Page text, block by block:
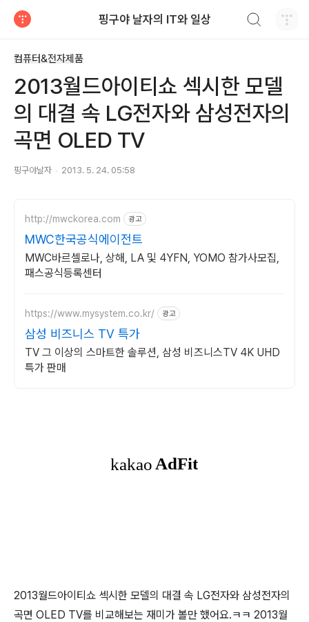
핑구야 날자의 IT와 일상
컴퓨터&전자제품
2013월드아이티쇼 섹시한 모델
의 대결 속 LG전자와 삼성전자의
곡면 OLED TV
핑구야날자 2013. 5. 24. 05:58
http://mwckorea.com 광고
MWC한국공식에이전트
MWC바르셀로나, 상해, LA 및 4YFN, YOMO 참가사모집,
패스공식등록센터
https://www.mysystem.co.kr/ 광고
삼성 비즈니스 TV 특가
TV 그 이상의 스마트한 솔루션, 삼성 비즈니스TV 4K UHD
특가 판매
2013월드아이티쇼 섹시한 모델의 대결 속 LG전자와 삼성전자의
곡면 OLED TV를 비교해보는 재미가 볼만 했어요.ㅋㅋ 2013월